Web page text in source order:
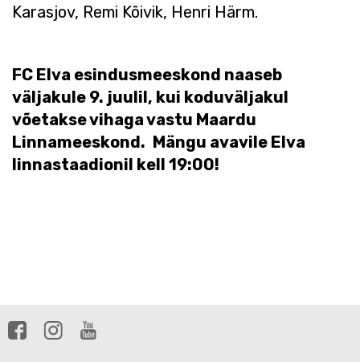
Karasjov, Remi Kõivik, Henri Härm.
FC Elva esindusmeeskond naaseb
väljakule 9. juulil, kui koduväljakul
võetakse vihaga vastu Maardu
Linnameeskond. Mängu avavile Elva
linnastaadionil kell 19:00!